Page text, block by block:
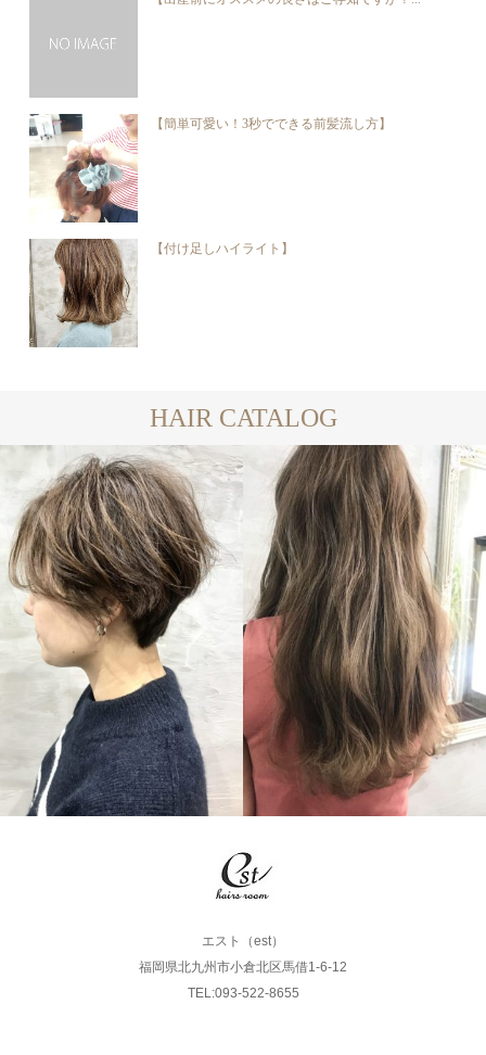
【簡単可愛い！3秒でできる前髪流し方】
【付け足しハイライト】
HAIR CATALOG
SHORT
LONG
エスト（est）
福岡県北九州市小倉北区馬借1-6-12
TEL:093-522-8655